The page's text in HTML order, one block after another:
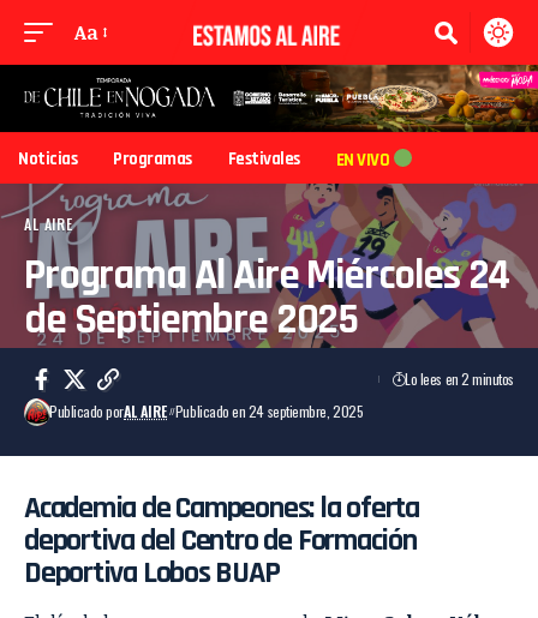
Aa
Noticias Programas Festivales EN VIVO
AL AIRE
Programa Al Aire Miércoles 24
de Septiembre 2025
Publicado porAL AIRE Publicado en 24 septiembre, 2025
Lo lees en 2 minutos
Academia de Campeones: la oferta
deportiva del Centro de Formación
Deportiva Lobos BUAP